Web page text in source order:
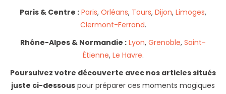
Paris & Centre : Paris, Orléans, Tours, Dijon, Limoges,
Clermont-Ferrand.
Rhône-Alpes & Normandie : Lyon, Grenoble, Saint-
Étienne, Le Havre.
Poursuivez votre découverte avec nos articles situés
juste ci-dessous pour préparer ces moments magiques